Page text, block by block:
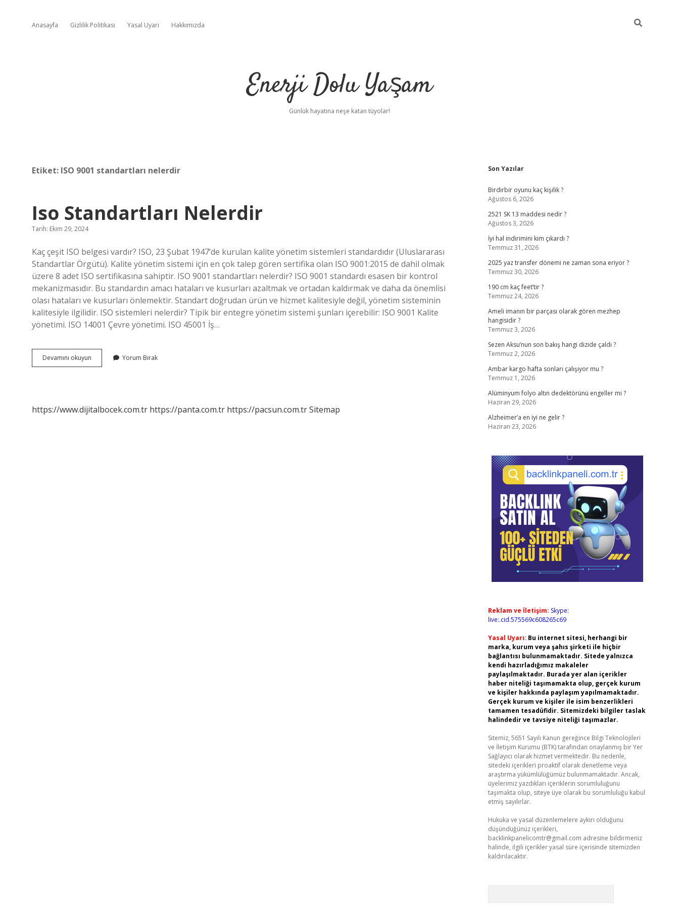
Anasayfa Gizlilik Politikası Yasal Uyarı Hakkımızda
Enerji Dolu Yaşam
Günlük hayatına neşe katan tüyolar!
Etiket: ISO 9001 standartları nelerdir
Iso Standartları Nelerdir
Tarih: Ekim 29, 2024
Kaç çeşit ISO belgesi vardır? ISO, 23 Şubat 1947’de kurulan kalite yönetim sistemleri standardıdır (Uluslararası
Standartlar Örgütü). Kalite yönetim sistemi için en çok talep gören sertifika olan ISO 9001:2015 de dahil olmak
üzere 8 adet ISO sertifikasına sahiptir. ISO 9001 standartları nelerdir? ISO 9001 standardı esasen bir kontrol
mekanizmasıdır. Bu standardın amacı hataları ve kusurları azaltmak ve ortadan kaldırmak ve daha da önemlisi
olası hataları ve kusurları önlemektir. Standart doğrudan ürün ve hizmet kalitesiyle değil, yönetim sisteminin
kalitesiyle ilgilidir. ISO sistemleri nelerdir? Tipik bir entegre yönetim sistemi şunları içerebilir: ISO 9001 Kalite
yönetimi. ISO 14001 Çevre yönetimi. ISO 45001 İş…
Devamını okuyun
Standartları
Yorum Bırak
https://www.dijitalbocek.com.tr https://panta.com.tr https://pacsun.com.trSitemap
Sidebar
Son Yazılar
Birdirbir oyunu kaç kişilik ?
Ağustos 6, 2026
2521 SK 13 maddesi nedir ?
Ağustos 3, 2026
İyi hal indirimini kim çıkardı ?
Temmuz 31, 2026
2025 yaz transfer dönemi ne zaman sona eriyor ?
Temmuz 30, 2026
190 cm kaç feet’tir ?
Temmuz 24, 2026
Ameli imanın bir parçası olarak gören mezhep
hangisidir ?
Temmuz 3, 2026
Sezen Aksu’nun son bakış hangi dizide çaldı ?
Temmuz 2, 2026
Ambar kargo hafta sonları çalışıyor mu ?
Temmuz 1, 2026
Alüminyum folyo altın dedektörünü engeller mi ?
Haziran 29, 2026
Alzheimer’a en iyi ne gelir ?
Haziran 23, 2026
Reklam ve İletişim: Skype:
live:.cid.575569c608265c69
Yasal Uyarı: Bu internet sitesi, herhangi bir
marka, kurum veya şahıs şirketi ile hiçbir
bağlantısı bulunmamaktadır. Sitede yalnızca
kendi hazırladığımız makaleler
paylaşılmaktadır. Burada yer alan içerikler
haber niteliği taşımamakta olup, gerçek kurum
ve kişiler hakkında paylaşım yapılmamaktadır.
Gerçek kurum ve kişiler ile isim benzerlikleri
tamamen tesadüfidir. Sitemizdeki bilgiler taslak
halindedir ve tavsiye niteliği taşımazlar.
Sitemiz, 5651 Sayılı Kanun gereğince Bilgi Teknolojileri
ve İletişim Kurumu (BTK) tarafından onaylanmış bir Yer
Sağlayıcı olarak hizmet vermektedir. Bu nedenle,
sitedeki içerikleri proaktif olarak denetleme veya
araştırma yükümlülüğümüz bulunmamaktadır. Ancak,
üyelerimiz yazdıkları içeriklerin sorumluluğunu
taşımakta olup, siteye üye olarak bu sorumluluğu kabul
etmiş sayılırlar.
Hukuka ve yasal düzenlemelere aykırı olduğunu
düşündüğünüz içerikleri,
backlinkpanelicomtr@gmail.com adresine bildirmeniz
halinde, ilgili içerikler yasal süre içerisinde sitemizden
kaldırılacaktır.